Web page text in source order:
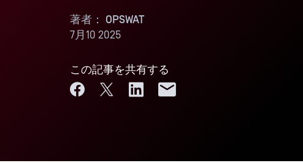
著者： OPSWAT
7月10 2025
この記事を共有する